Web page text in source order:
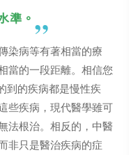
準。
染病等有著相當的療
當的一段距離。相信您
到的疾病都是慢性疾
些疾病，現代醫學雖可
法根治。相反的，中醫
非只是醫治疾病的症